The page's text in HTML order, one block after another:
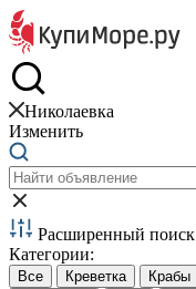
Николаевка
Изменить
Расширенный поиск
Категории: